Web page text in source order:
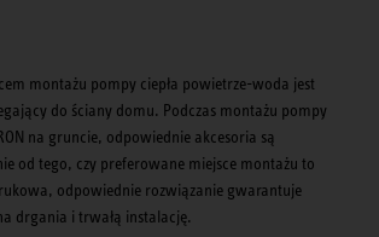
montażu pompy ciepła powietrze-woda jest
do ściany domu. Podczas montażu pompy
na gruncie, odpowiednie akcesoria są
od tego, czy preferowane miejsce montażu to
odpowiednie rozwiązanie gwarantuje
drgania i trwałą instalację.